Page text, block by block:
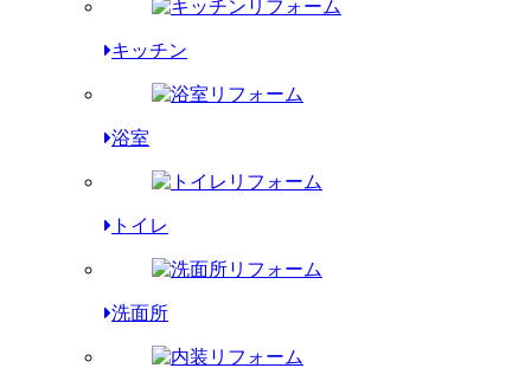
キッチン
浴室
トイレ
洗面所